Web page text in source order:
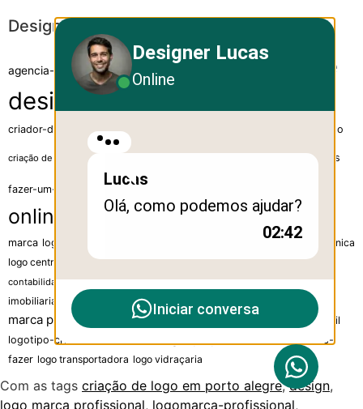
Design Website-Divulga Plux Design
agencia-de-desenvolvimento-de-sites
agencia de
design
criador-de-logo criar-logo criação-de-um-logotipo
criação de sites design designer grafico fazer-logos
fazer-um-logotipo
online
identidade-visual
marca logo-tipo
logo assistencia tecnica
logo centro automotivo logo concessionaria logo construção civil
contabilidade logo energia solar logo engenharia logo haras logo
imobiliaria
logo logistica logo loja logomarca-profissional
logo
marca profissional
logo nutricionista
logotipo-brasil
logotipo-criar
logotipos-
fazer logo transportadora logo vidraçaria
Com as tags criação de logo em porto alegre,design,
logo marca profissional, logomarca-profissional,
Designer Lucas
Online
Lucas
Olá, como podemos ajudar?
02:42
Iniciar conversa